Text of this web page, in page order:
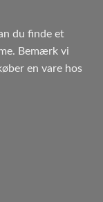
du finde et
Bemærk vi
en vare hos